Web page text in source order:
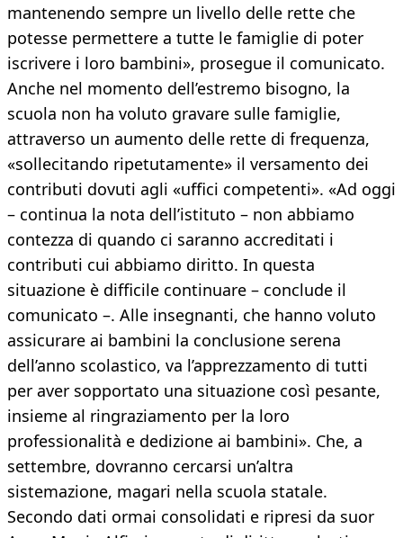
mantenendo sempre un livello delle rette che
potesse permettere a tutte le famiglie di poter
iscrivere i loro bambini», prosegue il comunicato.
Anche nel momento dell’estremo bisogno, la
scuola non ha voluto gravare sulle famiglie,
attraverso un aumento delle rette di frequenza,
«sollecitando ripetutamente» il versamento dei
contributi dovuti agli «uffici competenti». «Ad oggi
– continua la nota dell’istituto – non abbiamo
contezza di quando ci saranno accreditati i
contributi cui abbiamo diritto. In questa
situazione è difficile continuare – conclude il
comunicato –. Alle insegnanti, che hanno voluto
assicurare ai bambini la conclusione serena
dell’anno scolastico, va l’apprezzamento di tutti
per aver sopportato una situazione così pesante,
insieme al ringraziamento per la loro
professionalità e dedizione ai bambini». Che, a
settembre, dovranno cercarsi un’altra
sistemazione, magari nella scuola statale.
Secondo dati ormai consolidati e ripresi da suor